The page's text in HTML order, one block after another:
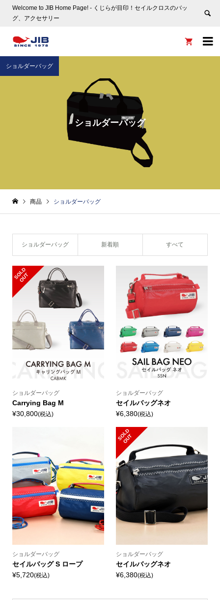
Welcome to JIB Home Page! ‐ くじらが目印！セイルクロスのバッ
グ、アクセサリー


ショルダーバッグ
ショルダーバッグ
商品 ショルダーバッグ
ショルダーバッグ 新着順 すべて
S
O
L
D
O
U
T
ショルダーバッグ
Carrying Bag M
¥30,800(税込)
ショルダーバッグ
セイルバッグネオ
¥6,380(税込)
ショルダーバッグ
セイルバッグ S ロープ
¥5,720(税込)
S
O
L
D
O
U
T
ショルダーバッグ
セイルバッグネオ
¥6,380(税込)